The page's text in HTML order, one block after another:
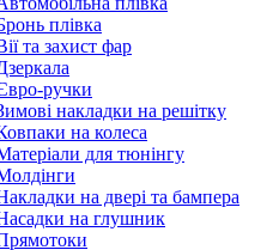
плівка
та захист фар
ручки
накладки на решітку
на колеса
для тюнінгу
на двері та бампера
на глушник